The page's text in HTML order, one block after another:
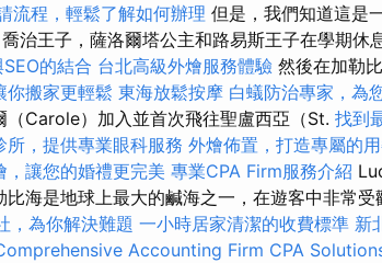
流程，輕鬆了解如何辦理 但是，我們知道這是
治王子，薩洛爾塔公主和路易斯王子在學期休
的結合 台北高級外燴服務體驗 然後在加勒
你搬家更輕鬆 東海放鬆按摩 白蟻防治專家，為
Carole）加入並首次飛往聖盧西亞（St. 找到
所，提供專業眼科服務 外燴佈置，打造專屬的
，讓您的婚禮更完美 專業CPA Firm服務介紹
海是地球上最大的鹹海之一，在遊客中非常
，為你解決難題 一小時居家清潔的收費標準 新
Accounting Firm CPA